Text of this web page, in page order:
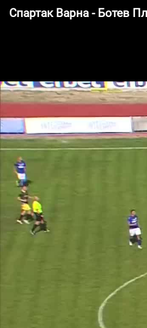
Спартак Варна - Ботев